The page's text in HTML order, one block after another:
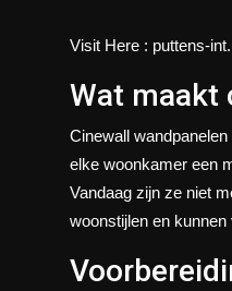
Visit Here : puttens-
Wat maakt
Cinewall
elke woonkamer een
Vandaag zijn ze niet
woonstijlen en